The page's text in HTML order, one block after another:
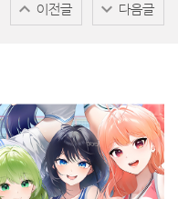
이전글 다음글